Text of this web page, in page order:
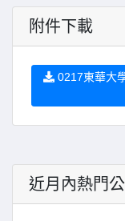
附件下載
0217東華大
近月內熱門